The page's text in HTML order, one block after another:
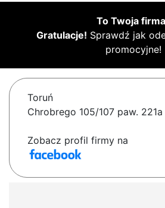
To Twoja firma
Gratulacje! Sprawdź jak
promocyjne!
Toruń
Chrobrego 105/107 paw. 221a
Zobacz profil firmy na